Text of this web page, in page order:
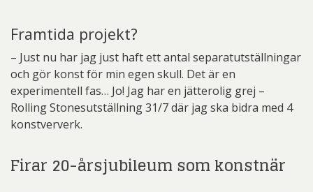
Framtida projekt?
– Just nu har jag just haft ett antal separatutställningar
och gör konst för min egen skull. Det är en
experimentell fas… Jo! Jag har en jätterolig grej –
Rolling Stonesutställning 31/7 där jag ska bidra med 4
konstververk.
Firar 20-årsjubileum som konstnär